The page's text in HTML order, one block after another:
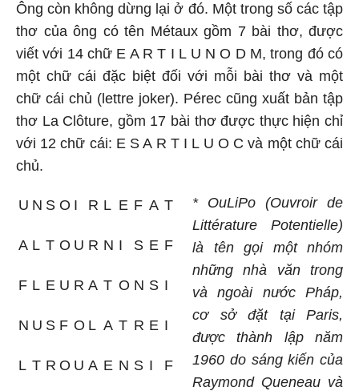
Ông còn không dừng lại ở đó. Một trong số các tập
thơ của ông có tên Métaux gồm 7 bài thơ, được
viết với 14 chữ E A R T I L U N O D M, trong đó có
một chữ cái đặc biệt đối với mỗi bài thơ và một
chữ cái chủ (lettre joker). Pérec cũng xuất bản tập
thơ La Clôture, gồm 17 bài thơ được thực hiện chỉ
với 12 chữ cái: E S A R T I L U O C và một chữ cái
chủ.
U N S O I R L E F A T
A L T O U R N I S E F
F L E U R A T O N S I
N U S F O L A T R E I
L T R O U A E N S I F
* OuLiPo (Ouvroir de
Littérature Potentielle)
là tên gọi một nhóm
những nhà văn trong
và ngoài nước Pháp,
cơ sở đặt tại Paris,
được thành lập năm
1960 do sáng kiến của
Raymond Queneau và